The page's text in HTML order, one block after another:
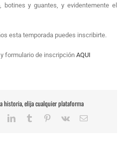
y guantes, y evidentemente el
esta temporada puedes inscribirte.
formulario de inscripción AQUI
historia, elija cualquier plataforma
LinkedInTumblr Pinterest
Vk
Correo